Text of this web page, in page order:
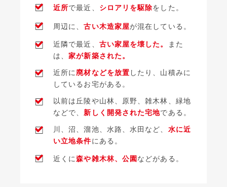
□ 近所で最近、 シロアリを駆除をした。
□ 周辺に、古い木造家屋が混在している。
□ 近隣で最近、 古い家屋を壊した。
また
は、家が新築された。
□ 近所に 廃材などを放置 したり、山積みに
しているお宅がある。
□
以前は丘陵や山林、原野、雑木林、緑地
などで、 新しく開発された宅地である。
□ 川、沼、溜池、水路、水田など、 水に近
い立地条件にある。
□ 近くに森や雑木林、公園 などがある。